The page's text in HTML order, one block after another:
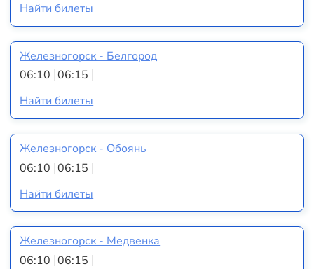
Найти билеты
Железногорск - Белгород
06:10 06:15
Найти билеты
Железногорск - Обоянь
06:10 06:15
Найти билеты
Железногорск - Медвенка
06:10 06:15